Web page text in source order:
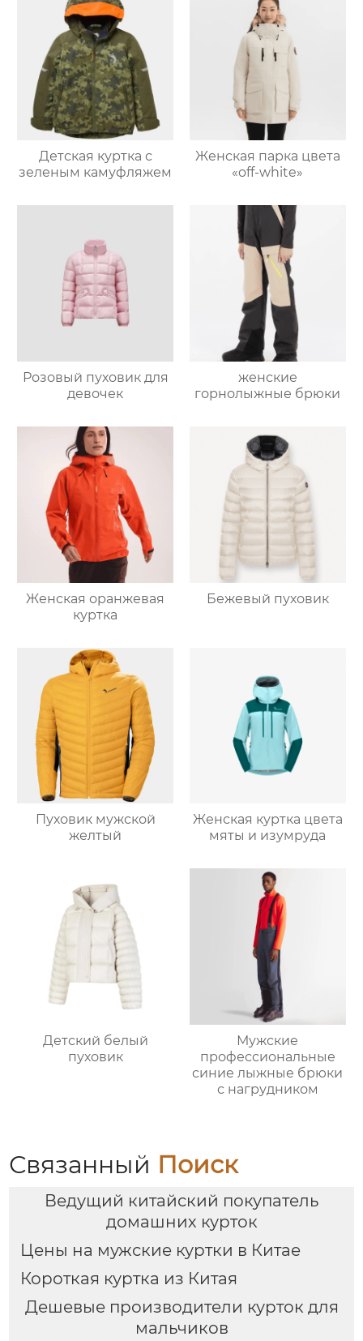
Детская куртка с
зеленым камуфляжем
Женская парка цвета
«off-white»
Розовый пуховик для
девочек
женские
горнолыжные брюки
Женская оранжевая
куртка
Бежевый пуховик
Пуховик мужской
желтый
Женская куртка цвета
мяты и изумруда
Детский белый
пуховик
Мужские
профессиональные
синие лыжные брюки
с нагрудником
Связанный Поиск
Ведущий китайский покупатель
домашних курток
Цены на мужские куртки в Китае
Короткая куртка из Китая
Дешевые производители курток для
мальчиков